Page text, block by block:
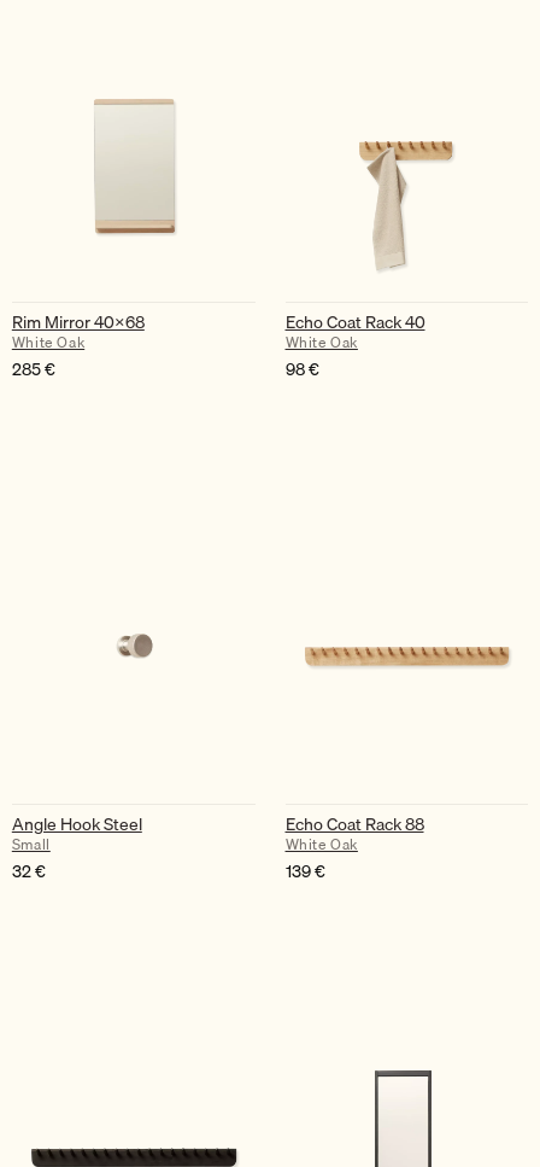
Rim Mirror 40×68
White Oak
285€
Echo Coat Rack 40
White Oak
98€
Angle Hook Steel
Small
32€
Echo Coat Rack 88
White Oak
139€